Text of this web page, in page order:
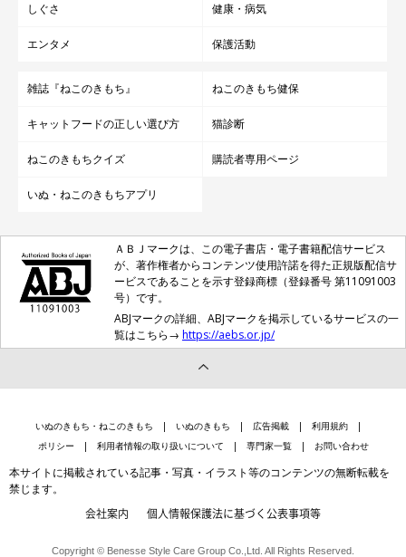
しぐさ 健康・病気
エンタメ 保護活動
雑誌『ねこのきもち』 ねこのきもち健保
キャットフードの正しい選び方 猫診断
ねこのきもちクイズ 購読者専用ページ
いぬ・ねこのきもちアプリ
ＡＢＪマークは、この電子書店・電子書籍配信サービス
が、著作権者からコンテンツ使用許諾を得た正規版配信サ
ービスであることを示す登録商標（登録番号 第11091003
号）です。
ABJマークの詳細、ABJマークを掲示しているサービスの一
覧はこちら→ https://aebs.or.jp/
いぬのきもち・ねこのきもち いぬのきもち 広告掲載
利用規約
ポリシー
利用者情報の取り扱いについて 専門家一覧 お問い合わせ
本サイトに掲載されている記事・写真・イラスト等のコンテンツの無断転載を
禁じます。
会社案内 個人情報保護法に基づく公表事項等
Copyright © Benesse Style Care Group Co.,Ltd. All Rights Reserved.